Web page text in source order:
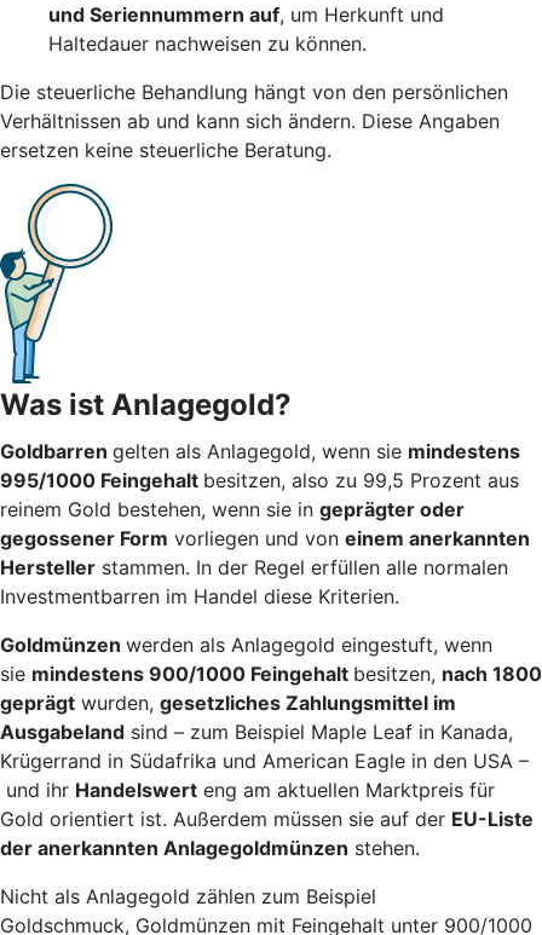
und Seriennummern auf, um Herkunft und
Haltedauer nachweisen zu können.
Die steuerliche Behandlung hängt von den persönlichen
Verhältnissen ab und kann sich ändern. Diese Angaben
ersetzen keine steuerliche Beratung.
Was ist Anlagegold?
Goldbarren gelten als Anlagegold, wenn sie mindestens
995/1000 Feingehalt besitzen, also zu 99,5 Prozent aus
reinem Gold bestehen, wenn sie in geprägter oder
gegossener Form vorliegen und von einem anerkannten
Hersteller stammen. In der Regel erfüllen alle normalen
Investmentbarren im Handel diese Kriterien.
Goldmünzen werden als Anlagegold eingestuft, wenn
sie mindestens 900/1000 Feingehalt besitzen, nach 1800
geprägt wurden, gesetzliches Zahlungsmittel im
Ausgabeland sind – zum Beispiel Maple Leaf in Kanada,
Krügerrand in Südafrika und American Eagle in den USA –
und ihr Handelswert eng am aktuellen Marktpreis für
Gold orientiert ist. Außerdem müssen sie auf der EU-Liste
der anerkannten Anlagegoldmünzen stehen.
Nicht als Anlagegold zählen zum Beispiel
Goldschmuck, Goldmünzen mit Feingehalt unter 900/1000